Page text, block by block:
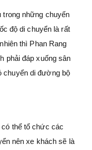
trong những chuyến
độ di chuyển là rất
thì Phan Rang
phải đáp xuống sân
chuyển di đường bộ
thể tổ chức các
nên xe khách sẽ là